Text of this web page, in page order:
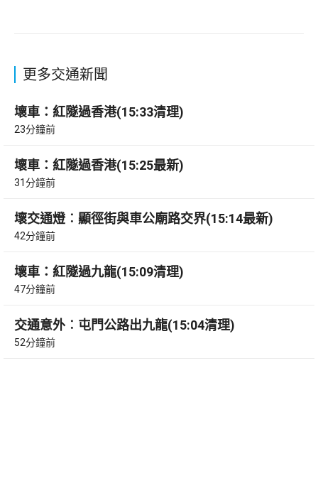
更多交通新聞
壞車：紅隧過香港(15:33清理)
23分鐘前
壞車：紅隧過香港(15:25最新)
31分鐘前
壞交通燈︰顯徑街與車公廟路交界(15:14最新)
42分鐘前
壞車：紅隧過九龍(15:09清理)
47分鐘前
交通意外︰屯門公路出九龍(15:04清理)
52分鐘前